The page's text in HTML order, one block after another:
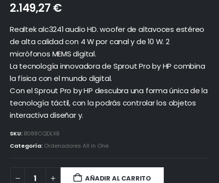
2.149,27€
Realtek alc3241 audio HD. woofer de altavoces estéreo
de alta calidad con 4 W por canal y de 10 W. 2
micrófonos MEMS digital.
La tecnología innovadora de Sprout Pro by HP combina
la física con el mundo digital.
Con el Sprout Pro by HP descubra una forma única de la
tecnología táctil, con la podrás controlar los objetos
interactiva diseñar y.
SKU: B088CQDLXB
Categoría: Ordenadores All in One
AÑADIR AL CARRITO